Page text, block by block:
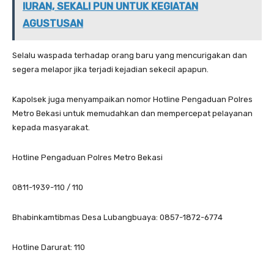
IURAN, SEKALI PUN UNTUK KEGIATAN
AGUSTUSAN
Selalu waspada terhadap orang baru yang mencurigakan dan
segera melapor jika terjadi kejadian sekecil apapun.
Kapolsek juga menyampaikan nomor Hotline Pengaduan Polres
Metro Bekasi untuk memudahkan dan mempercepat pelayanan
kepada masyarakat.
Hotline Pengaduan Polres Metro Bekasi
0811-1939-110 / 110
Bhabinkamtibmas Desa Lubangbuaya: 0857-1872-6774
Hotline Darurat: 110